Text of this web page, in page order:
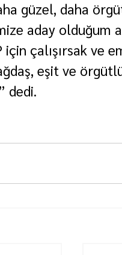
güzel, daha
aday olduğum
çalışırsak ve
eşit ve
dedi.